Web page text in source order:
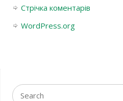
Стрічка коментарів
WordPress.org